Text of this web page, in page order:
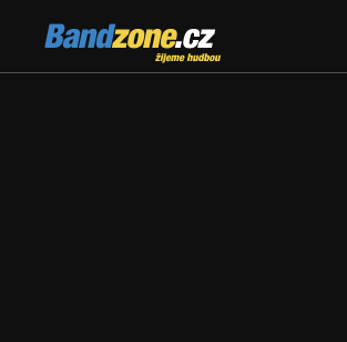
Bandzone.cz
žijeme hudbou